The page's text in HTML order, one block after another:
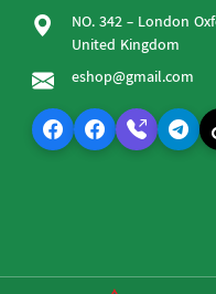
NO. 342 - London
United Kingdom
eshop@gmail.com